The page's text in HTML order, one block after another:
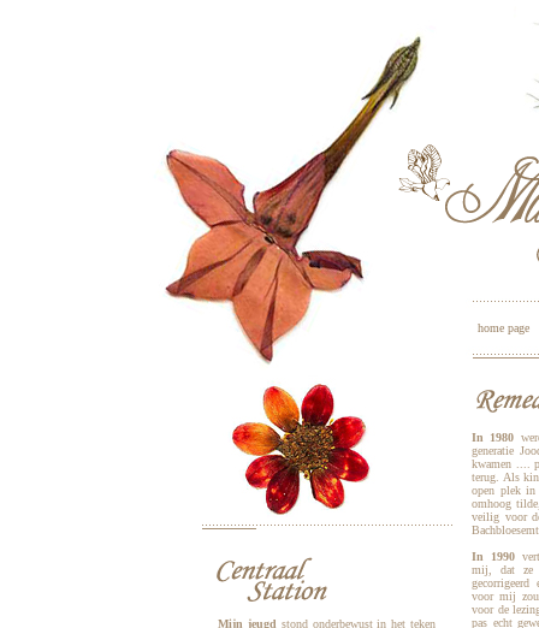
home page
Mijn jeugd stond onderbewust in het teken
In 1980
generatie
kwamen ....
terug. Als
open plek in
omhoog
veilig voor
In 1990
mij, dat ze
voor mij
voor de
pas echt